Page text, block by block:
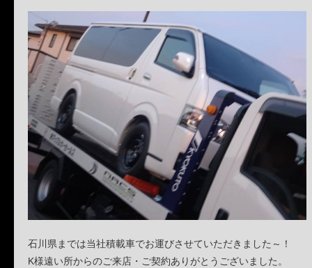
石川県までは当社積載車でお運びさせていただきました～！
K様遠い所からのご来店・ご契約ありがとうございました。